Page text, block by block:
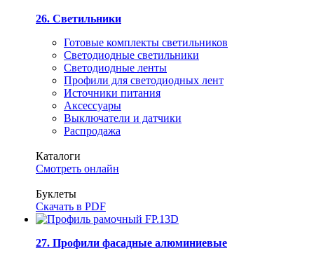
26. Светильники
Готовые комплекты светильников
Светодиодные светильники
Светодиодные ленты
Профили для светодиодных лент
Источники питания
Аксессуары
Выключатели и датчики
Распродажа
Каталоги
Смотреть онлайн
Буклеты
Скачать в PDF
27. Профили фасадные алюминиевые